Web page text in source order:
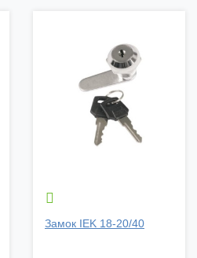

Замок IEK 18-20/40